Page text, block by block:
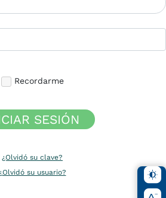
Recordarme
SESIÓN
¿Olvidó su clave?
su usuario?